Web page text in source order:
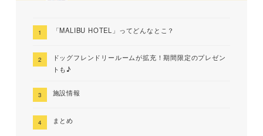
「MALIBU HOTEL」ってどんなとこ？
ドッグフレンドリールームが拡充！期間限定のプレゼン
トも♪
施設情報
まとめ